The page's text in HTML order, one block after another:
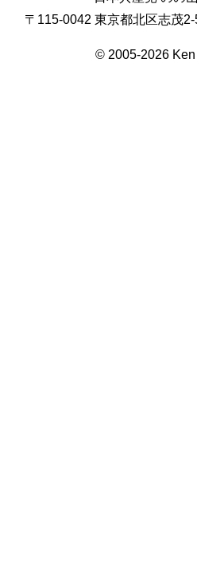
〒115-0042 東京都北区志茂
© 2005-2026